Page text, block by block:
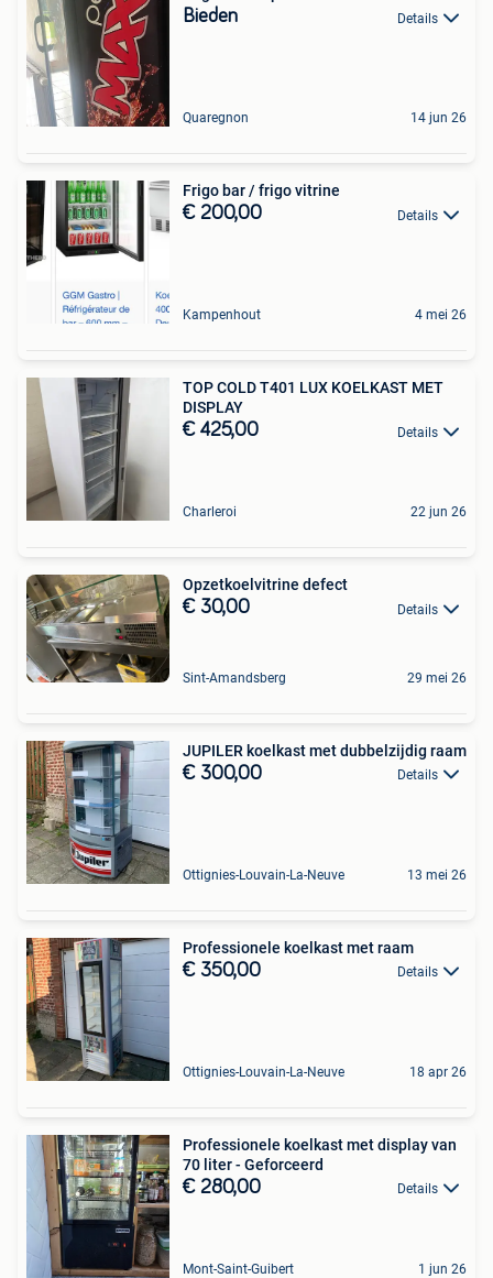
Bieden Details
Quaregnon 14 jun 26
Frigo bar / frigo vitrine
€ 200,00 Details
Kampenhout 4 mei 26
TOP COLD T401 LUX KOELKAST MET
DISPLAY
€ 425,00 Details
Charleroi 22 jun 26
Opzetkoelvitrine defect
€ 30,00 Details
Sint-Amandsberg 29 mei 26
JUPILER koelkast met dubbelzijdig raam
€ 300,00 Details
Ottignies-Louvain-La-Neuve 13 mei 26
Professionele koelkast met raam
€ 350,00 Details
Ottignies-Louvain-La-Neuve 18 apr 26
Professionele koelkast met display van
70 liter - Geforceerd
€ 280,00 Details
Mont-Saint-Guibert 1 jun 26